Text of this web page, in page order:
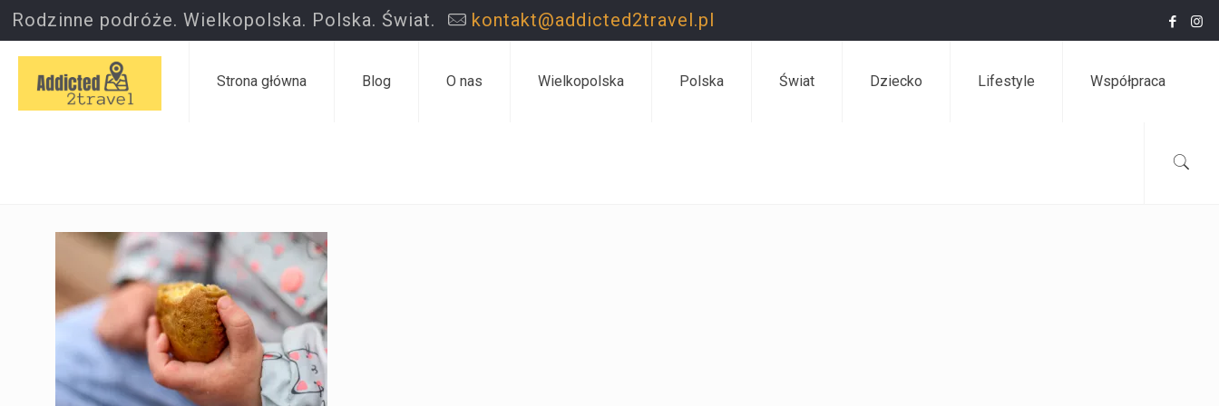
Rodzinne podróże. Wielkopolska. Polska. Świat. kontakt@addicted2travel.pl
Strona główna Blog O nas Wielkopolska Polska Świat Dziecko Lifestyle Współpraca